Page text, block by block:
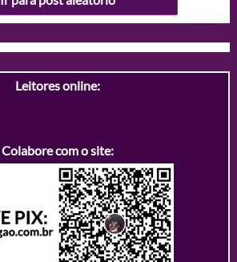
Leitores online:
Colabore com o site: